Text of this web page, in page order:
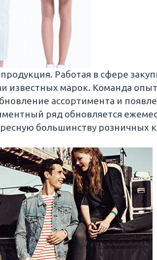
Работая в сфере
известных марок. Команда
ассортимента и
ряд обновляется
большинству розничных